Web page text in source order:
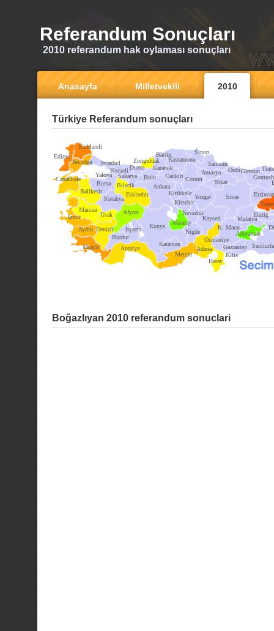
Referandum Sonuçları
2010 referandum hak oylaması sonuçları
Anasayfa Milletvekili 2010
Türkiye Referandum sonuçları
Ankara
Kirklareli
Edirne
Tekirdag
Canakkale
Balikesir
Bursa
Istanbul
Kocaeli
Sakarya
Zonguldak
Bolu
Bilecik
Eskisehir
Kutahya
Manisa
Izmir
Aydin
Mugla
Denizli
Burdur
Usak Afyon
Isparta
Antalya
Konya
Mersin
Kirsehir
Cankiri
Kastamonu
Sinop
Corum
Yozgat
Nevsehir
Nigde
Adana
Hatay
K. Maras
Kayseri
Sivas
Tokat
Amasya
Samsun
OrduGiresun
Erzincan
Malatya
Gaziantep Sanliurfa
Adiyaman
Elazig
Kirikkale
Karaman
Aksaray
Kilis
Duzce Karabuk
Bartin
Osmaniye
Yalova
Boğazlıyan 2010 referandum sonuclari